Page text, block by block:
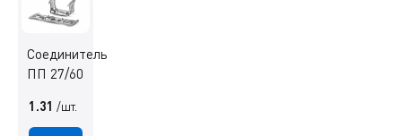
Соединитель
ПП 27/60
1.31 /шт.